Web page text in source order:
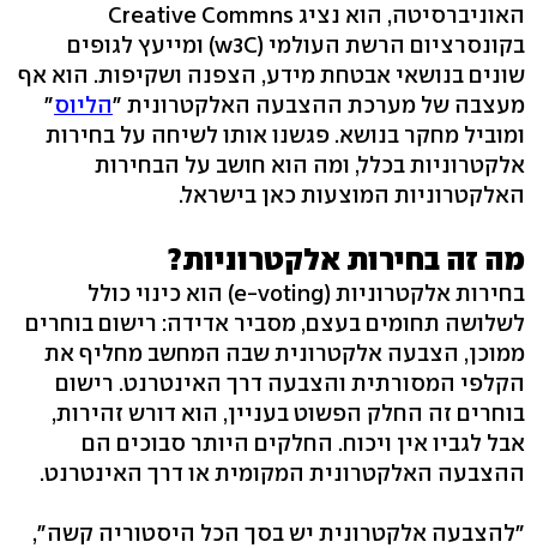
האוניברסיטה, הוא נציג Creative Commns
בקונסרציום הרשת העולמי (w3C) ומייעץ לגופים
שונים בנושאי אבטחת מידע, הצפנה ושקיפות. הוא אף
מעצבה של מערכת ההצבעה האלקטרונית "הליוס"
ומוביל מחקר בנושא. פגשנו אותו לשיחה על בחירות
אלקטרוניות בכלל, ומה הוא חושב על הבחירות
האלקטרוניות המוצעות כאן בישראל.
מה זה בחירות אלקטרוניות?
בחירות אלקטרוניות (e-voting) הוא כינוי כולל
לשלושה תחומים בעצם, מסביר אדידה: רישום בוחרים
ממוכן, הצבעה אלקטרונית שבה המחשב מחליף את
הקלפי המסורתית והצבעה דרך האינטרנט. רישום
בוחרים זה החלק הפשוט בעניין, הוא דורש זהירות,
אבל לגביו אין ויכוח. החלקים היותר סבוכים הם
ההצבעה האלקטרונית המקומית או דרך האינטרנט.
"להצבעה אלקטרונית יש בסך הכל היסטוריה קשה",